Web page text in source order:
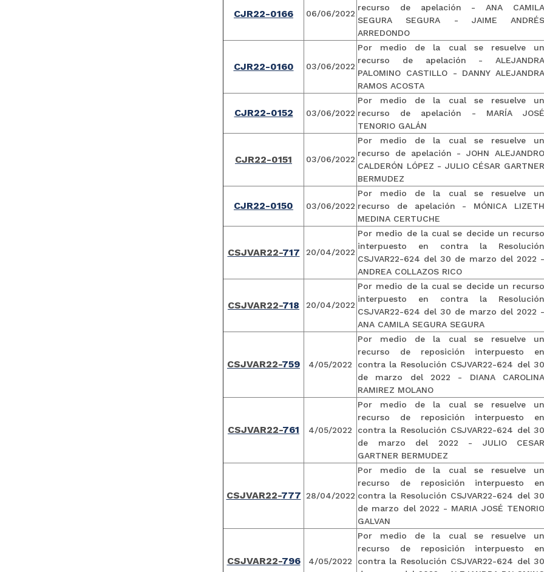
CJR22-0166 06/06/2022
recurso de apelación - ANA CAMILA
SEGURA SEGURA - JAIME ANDRÉS
ARREDONDO
CJR22-0160 03/06/2022
Por medio de la cual se resuelve un
recurso de apelación - ALEJANDRA
PALOMINO CASTILLO - DANNY ALEJANDRA
RAMOS ACOSTA
CJR22-0152 03/06/2022
Por medio de la cual se resuelve un
recurso de apelación - MARÍA JOSÉ
TENORIO GALÁN
CJR22-0151 03/06/2022
Por medio de la cual se resuelve un
recurso de apelación - JOHN ALEJANDRO
CALDERÓN LÓPEZ - JULIO CÉSAR GARTNER
BERMUDEZ
CJR22-0150 03/06/2022
Por medio de la cual se resuelve un
recurso de apelación - MÓNICA LIZETH
MEDINA CERTUCHE
CSJVAR22-717 20/04/2022
Por medio de la cual se decide un recurso
interpuesto en contra la Resolución
CSJVAR22-624 del 30 de marzo del 2022 -
ANDREA COLLAZOS RICO
CSJVAR22-718 20/04/2022
Por medio de la cual se decide un recurso
interpuesto en contra la Resolución
CSJVAR22-624 del 30 de marzo del 2022 -
ANA CAMILA SEGURA SEGURA
CSJVAR22-759 4/05/2022
Por medio de la cual se resuelve un
recurso de reposición interpuesto en
contra la Resolución CSJVAR22-624 del 30
de marzo del 2022 - DIANA CAROLINA
RAMIREZ MOLANO
CSJVAR22-761 4/05/2022
Por medio de la cual se resuelve un
recurso de reposición interpuesto en
contra la Resolución CSJVAR22-624 del 30
de marzo del 2022 - JULIO CESAR
GARTNER BERMUDEZ
CSJVAR22-777 28/04/2022
Por medio de la cual se resuelve un
recurso de reposición interpuesto en
contra la Resolución CSJVAR22-624 del 30
de marzo del 2022 - MARIA JOSÉ TENORIO
GALVAN
CSJVAR22-796 4/05/2022
Por medio de la cual se resuelve un
recurso de reposición interpuesto en
contra la Resolución CSJVAR22-624 del 30